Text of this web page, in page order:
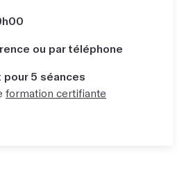
ou par téléphone
5 séances
formation certifiante